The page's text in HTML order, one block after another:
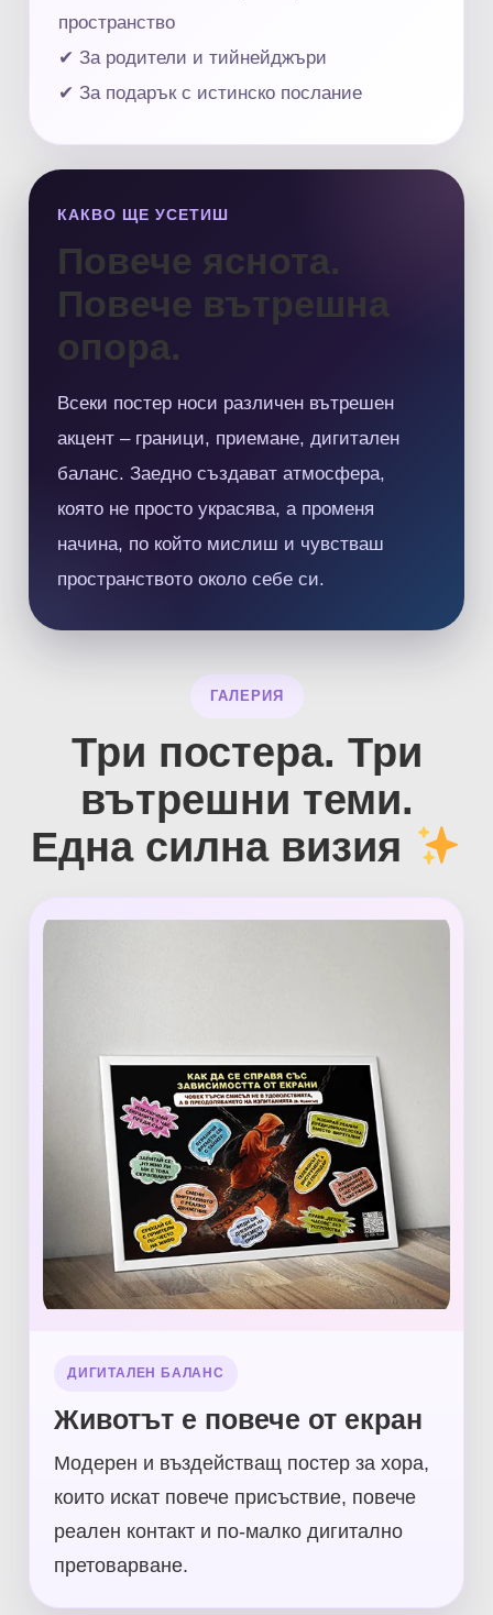
пространство
✔ За родители и тийнейджъри
✔ За подарък с истинско послание
КАКВО ЩЕ УСЕТИШ
Повече яснота.
Повече вътрешна
опора.
Всеки постер носи различен вътрешен
акцент – граници, приемане, дигитален
баланс. Заедно създават атмосфера,
която не просто украсява, а променя
начина, по който мислиш и чувстваш
пространството около себе си.
ГАЛЕРИЯ
Три постера. Три
вътрешни теми.
Една силна визия
ДИГИТАЛЕН БАЛАНС
Животът е повече от екран
Модерен и въздействащ постер за хора,
които искат повече присъствие, повече
реален контакт и по-малко дигитално
претоварване.